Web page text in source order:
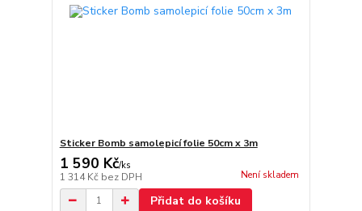
Sticker Bomb samolepicí folie 50cm x 3m
1 590 Kč/ks
1 314 Kč bez DPH Není skladem
Přidat do košíku